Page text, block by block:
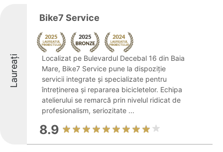
Laureați
Bike7 Service
Localizat pe Bulevardul Decebal 16 din Baia
Mare, Bike7 Service pune la dispoziție
servicii integrate și specializate pentru
întreținerea și repararea bicicletelor. Echipa
atelierului se remarcă prin nivelul ridicat de
profesionalism, seriozitate ...
8.9